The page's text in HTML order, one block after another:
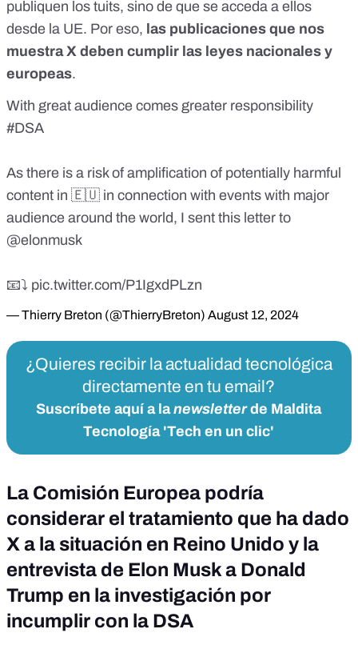
publiquen los tuits, sino de que se acceda a ellos
desde la UE. Por eso, las publicaciones que nos
muestra X deben cumplir las leyes nacionales y
europeas.
With great audience comes greater responsibility
#DSA
As there is a risk of amplification of potentially harmful
content in 🇪🇺 in connection with events with major
audience around the world, I sent this letter to
@elonmusk
📧⤵️ pic.twitter.com/P1IgxdPLzn
— Thierry Breton (@ThierryBreton) August 12, 2024
¿Quieres recibir la actualidad tecnológica
directamente en tu email?
Suscríbete aquí a lanewsletterde Maldita
Tecnología 'Tech en un clic'
La Comisión Europea podría
considerar el tratamiento que ha dado
X a la situación en Reino Unido y la
entrevista de Elon Musk a Donald
Trump en la investigación por
incumplir con la DSA